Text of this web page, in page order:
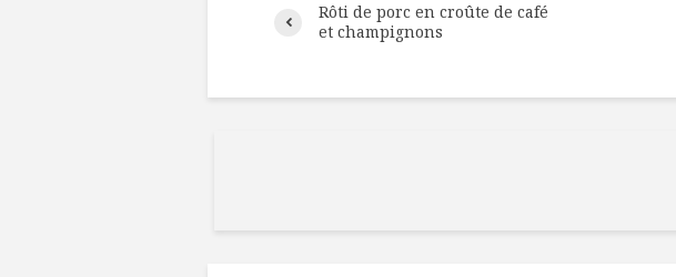
Rôti de porc en croûte de café
et champignons